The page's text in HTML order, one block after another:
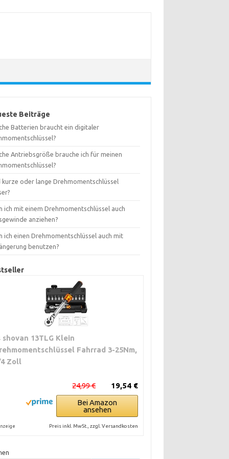
Beiträge
Batterien braucht ein digitaler
Antriebsgröße brauche ich für meinen
kurze oder lange Drehmomentschlüssel
ich mit einem Drehmomentschlüssel auch
anziehen?
ich einen Drehmomentschlüssel auch mit
benutzen?
shovan 13TLG Klein
Fahrrad 3-25Nm,
Zoll
19,54 €
24,99 €
Bei Amazon
ansehen
Preis inkl. MwSt., zzgl. Versandkosten